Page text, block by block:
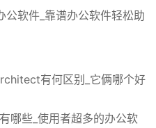
软件_靠谱办公软件轻松助
有何区别_它俩哪个好
哪些_使用者超多的办公软